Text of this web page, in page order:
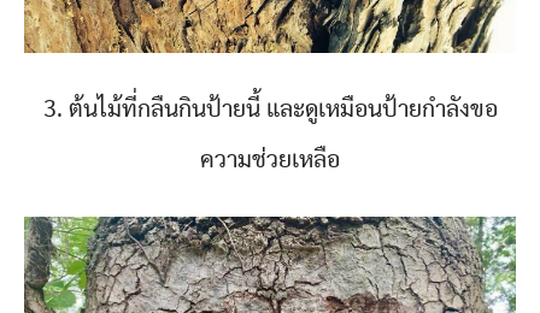
3. ต้นไม้ที่กลืนกินป้ายนี้ และดูเหมือนป้ายกำลังขอ
ความช่วยเหลือ